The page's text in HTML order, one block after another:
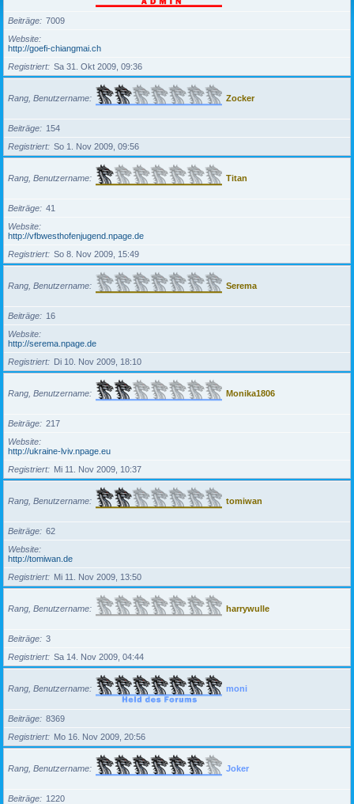
Beiträge
7009
Website
http://goefi-chiangmai.ch
Registriert
Sa 31. Okt 2009, 09:36
Rang, Benutzername Zocker
Beiträge
154
Registriert
So 1. Nov 2009, 09:56
Rang, Benutzername Titan
Beiträge
41
Website
http://vfbwesthofenjugend.npage.de
Registriert
So 8. Nov 2009, 15:49
Rang, Benutzername Serema
Beiträge
16
Website
http://serema.npage.de
Registriert
Di 10. Nov 2009, 18:10
Rang, Benutzername Monika1806
Beiträge
217
Website
http://ukraine-lviv.npage.eu
Registriert
Mi 11. Nov 2009, 10:37
Rang, Benutzername tomiwan
Beiträge
62
Website
http://tomiwan.de
Registriert
Mi 11. Nov 2009, 13:50
Rang, Benutzername harrywulle
Beiträge
3
Registriert
Sa 14. Nov 2009, 04:44
Rang, Benutzername moni
Beiträge
8369
Registriert
Mo 16. Nov 2009, 20:56
Rang, Benutzername Joker
Beiträge
1220